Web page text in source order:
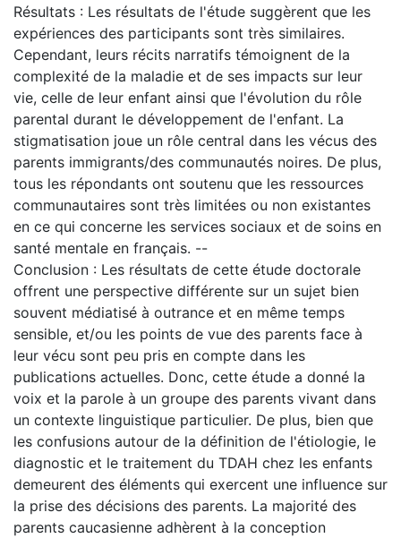
Résultats : Les résultats de l'étude suggèrent que les
expériences des participants sont très similaires.
Cependant, leurs récits narratifs témoignent de la
complexité de la maladie et de ses impacts sur leur
vie, celle de leur enfant ainsi que l'évolution du rôle
parental durant le développement de l'enfant. La
stigmatisation joue un rôle central dans les vécus des
parents immigrants/des communautés noires. De plus,
tous les répondants ont soutenu que les ressources
communautaires sont très limitées ou non existantes
en ce qui concerne les services sociaux et de soins en
santé mentale en français. --
Conclusion : Les résultats de cette étude doctorale
offrent une perspective différente sur un sujet bien
souvent médiatisé à outrance et en même temps
sensible, et/ou les points de vue des parents face à
leur vécu sont peu pris en compte dans les
publications actuelles. Donc, cette étude a donné la
voix et la parole à un groupe des parents vivant dans
un contexte linguistique particulier. De plus, bien que
les confusions autour de la définition de l'étiologie, le
diagnostic et le traitement du TDAH chez les enfants
demeurent des éléments qui exercent une influence sur
la prise des décisions des parents. La majorité des
parents caucasienne adhèrent à la conception